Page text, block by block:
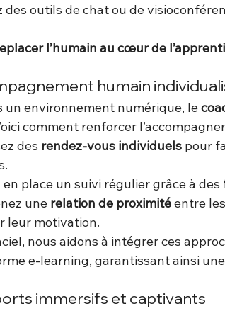
des outils de chat ou de
l’humain au cœur de
humain
un environnement numérique, le
comment renforcer
des rendez-vous individuels pour
place un suivi régulier grâce à des
une relation de proximité entre
leur motivation.
nous aidons à intégrer ces
e-learning, garantissant ainsi
immersifs et captivants